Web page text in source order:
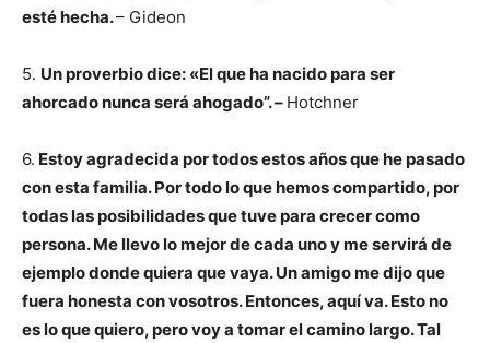
esté hecha.– Gideon
5. Un proverbio dice: «El que ha nacido para ser
ahorcado nunca será ahogado”. – Hotchner
6. Estoy agradecida por todos estos años que he pasado
con esta familia. Por todo lo que hemos compartido, por
todas las posibilidades que tuve para crecer como
persona. Me llevo lo mejor de cada uno y me servirá de
ejemplo donde quiera que vaya. Un amigo me dijo que
fuera honesta con vosotros. Entonces, aquí va. Esto no
es lo que quiero, pero voy a tomar el camino largo. Tal